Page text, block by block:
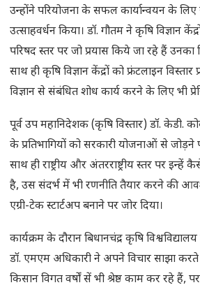
उन्होंने परियोजना के सफल कार्यान्वयन के लिए
उत्साहवर्धन किया। डॉ. गौतम ने कृषि विज्ञान
परिषद स्तर पर जो प्रयास किये जा रहे हैं उनका
साथ ही कृषि विज्ञान केंद्रों को फ्रंटलाइन
विज्ञान से संबंधित शोध कार्य करने के लिए भी
पूर्व उप महानिदेशक (कृषि विस्तार) डॉ. केडी.
के प्रतिभागियों को सरकारी योजनाओं से जोड़ने
साथ ही राष्ट्रीय और अंतरराष्ट्रीय स्तर पर इन्हें
है, उस संदर्भ में भी रणनीति तैयार करने की
एग्री-टेक स्टार्टअप बनाने पर जोर दिया।
कार्यक्रम के दौरान बिधानचंद्र कृषि
डॉ. एमएम अधिकारी ने अपने विचार साझा
किसान विगत वर्षों सें भी श्रेष्ठ काम कर रहे हैं,